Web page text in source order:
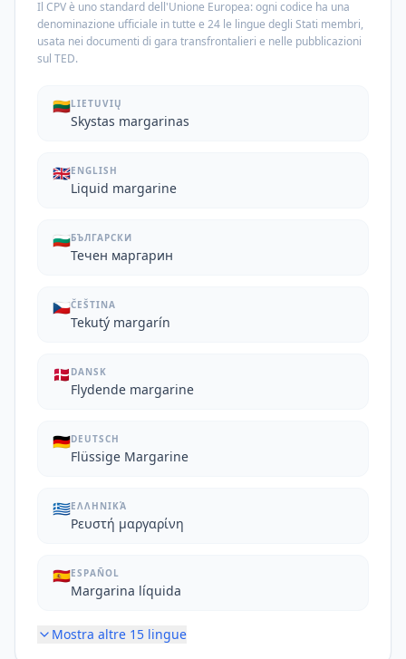
Il CPV è uno standard dell'Unione Europea: ogni codice ha una
denominazione ufficiale in tutte e 24 le lingue degli Stati membri,
usata nei documenti di gara transfrontalieri e nelle pubblicazioni
sul TED.
🇱🇹LIETUVIŲ
Skystas margarinas
🇬🇧ENGLISH
Liquid margarine
🇧🇬БЪЛГАРСКИ
Течен маргарин
🇨🇿ČEŠTINA
Tekutý margarín
🇩🇰 DANSK
Flydende margarine
🇩🇪DEUTSCH
Flüssige Margarine
🇬🇷ΕΛΛΗΝΙΚΆ
Ρευστή μαργαρίνη
🇪🇸ESPAÑOL
Margarina líquida
Mostra altre 15 lingue